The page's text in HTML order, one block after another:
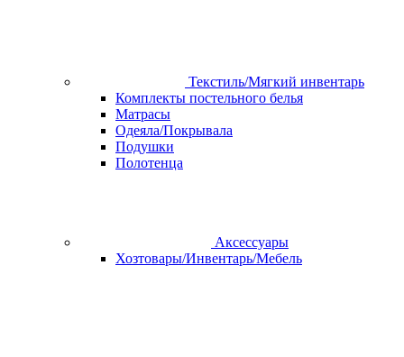
Текстиль/Мягкий инвентарь
Комплекты постельного белья
Матрасы
Одеяла/Покрывала
Подушки
Полотенца
Аксессуары
Хозтовары/Инвентарь/Мебель